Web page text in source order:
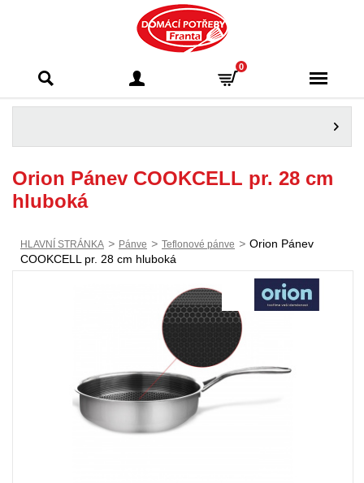
Franta - Příbram
0
Orion Pánev COOKCELL pr. 28 cm
hluboká
HLAVNÍ STRÁNKA > Pánve > Teflonové pánve > Orion Pánev
COOKCELL pr. 28 cm hluboká